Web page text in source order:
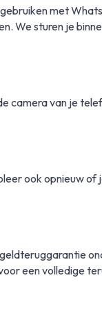
met
We sturen je
camera van je
ook opnieuw of
een volledige